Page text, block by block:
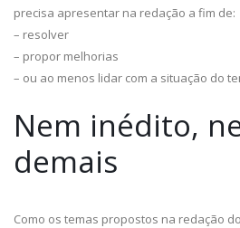
precisa apresentar na redação a fim de:
– resolver
– propor melhorias
– ou ao menos lidar com a situação do
Nem inédito,
demais
Como os temas propostos na redação